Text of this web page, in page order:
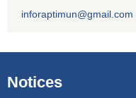
inforaptimun@gmail.com
Notices